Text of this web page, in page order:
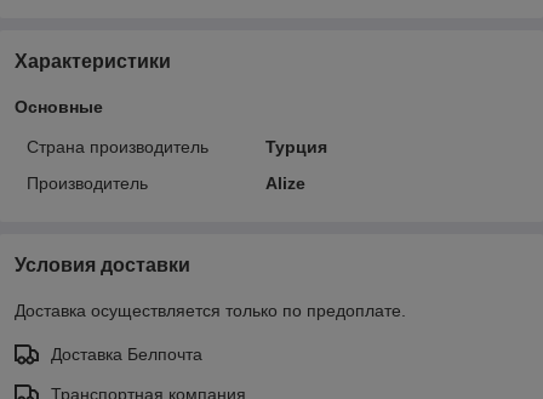
Характеристики
Основные
Страна производитель
Турция
Производитель
Alize
Условия доставки
Доставка осуществляется только по предоплате.
Доставка Белпочта
Транспортная компания